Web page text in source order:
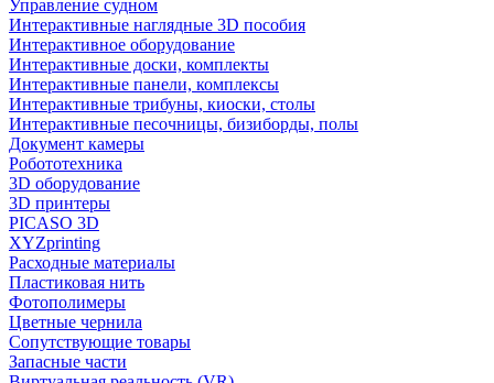
Управление судном
Интерактивные наглядные 3D пособия
Интерактивное оборудование
Интерактивные доски, комплекты
Интерактивные панели, комплексы
Интерактивные трибуны, киоски, столы
Интерактивные песочницы, бизиборды, полы
Документ камеры
Робототехника
3D оборудование
3D принтеры
PICASO 3D
XYZprinting
Расходные материалы
Пластиковая нить
Фотополимеры
Цветные чернила
Сопутствующие товары
Запасные части